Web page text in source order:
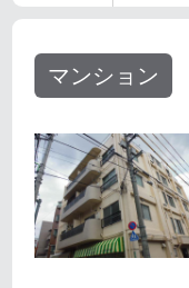
マンション